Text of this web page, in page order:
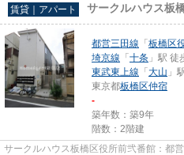
賃貸｜アパート サークルハウス板
都営三田線 「 板橋区
埼京線 「 十条 」駅 徒
東武東上線 「 大山 」
東京都板橋区仲宿
-
築年数：築9年
階数：2階建
サークルハウス板橋区役所前弐番館：都